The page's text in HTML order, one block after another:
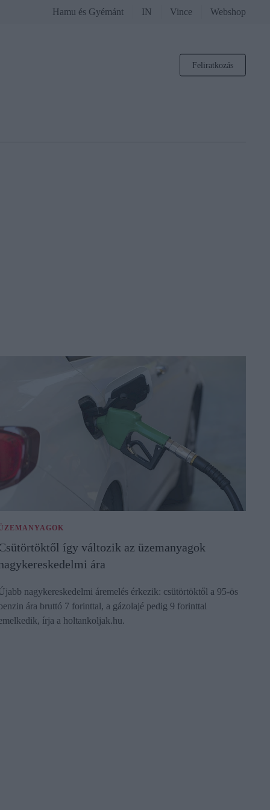
Hamu és Gyémánt IN Vince Webshop
Feliratkozás
így változik az üzemanyagok
ára
nagykereskedelmi áremelés érkezik: csütörtöktől a 95-ös
ára bruttó 7 forinttal, a gázolajé pedig 9 forinttal
írja a holtankoljak.hu.